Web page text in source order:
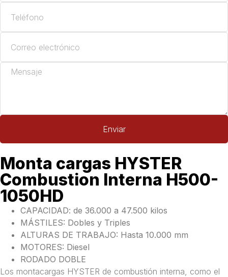
Enviar
Monta cargas HYSTER
Combustion Interna H500-
1050HD
CAPACIDAD: de 36.000 a 47.500 kilos
MÁSTILES: Dobles y Triples
ALTURAS DE TRABAJO: Hasta 10.000 mm
MOTORES: Diesel
RODADO DOBLE
Los montacargas HYSTER de combustión interna, como el